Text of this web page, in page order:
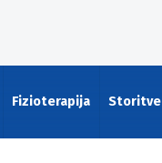
Fizioterapija Storitve